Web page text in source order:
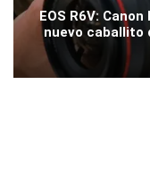
EOS R6V:
nuevo caballito